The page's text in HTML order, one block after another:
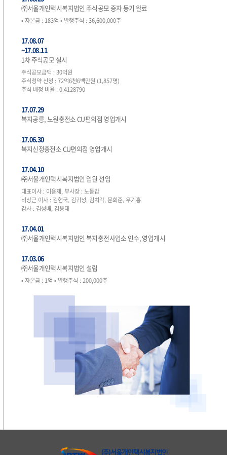
㈜서울개인택시복지법인 주식공모 증자 등기 완료
• 자본금 : 183억 • 발행주식 : 36,600,000주
17.08.07
~17.08.11
1차 주식공모 실시
주식공모금액 : 30억원
주식청약 신청 : 72억6천6백만원 (1,857명)
주식 배정 비율 : 0.4128790
17.07.29
복지공릉, 노원충전소 CU편의점 영업개시
17.06.30
복지신정충전소 CU편의점 영업개시
17.04.10
㈜서울개인택시복지법인 임원 선임
대표이사 : 이용제, 부사장 : 노동갑
비상근 이사 : 김현국, 김귀성, 김치각, 문희준, 우기홍
감사 : 김성배, 김응태
17.04.01
㈜서울개인택시복지법인 복지충전사업소 인수, 영업개시
17.03.06
㈜서울개인택시복지법인 설립
• 자본금 : 1억 • 발행주식 : 200,000주